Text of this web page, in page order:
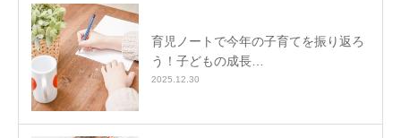
育児ノートで今年の子育てを振り返ろ
う！子どもの成長…
2025.12.30